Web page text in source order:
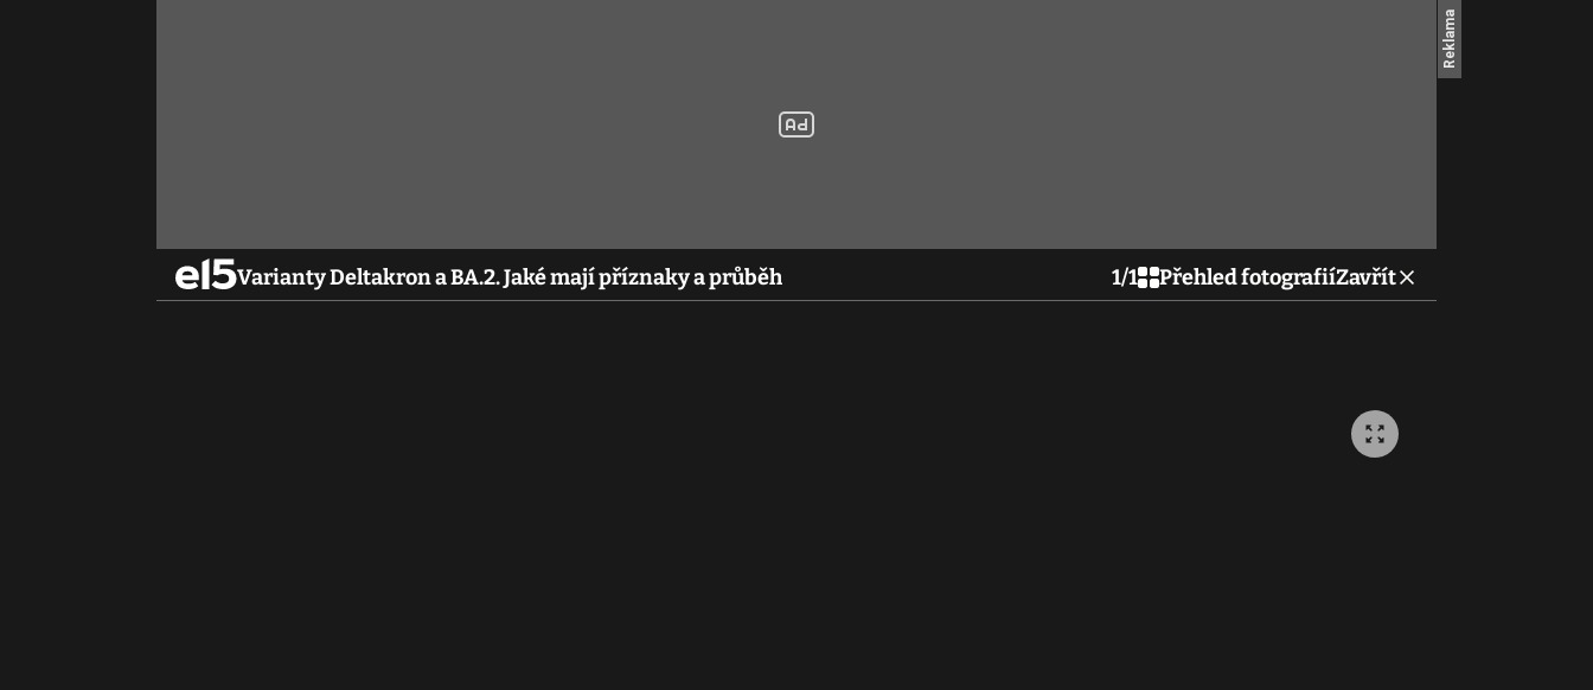
Varianty Deltakron a BA.2. Jaké mají příznaky a průběh 1/1 Přehled fotografiíZavřít